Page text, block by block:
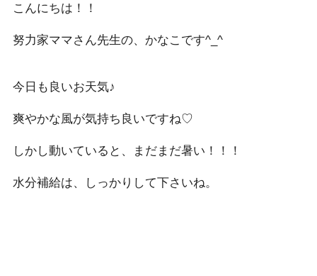
こんにちは！！
努力家ママさん先生の、かなこです^_^
今日も良いお天気♪
爽やかな風が気持ち良いですね♡
しかし動いていると、まだまだ暑い！！！
水分補給は、しっかりして下さいね。